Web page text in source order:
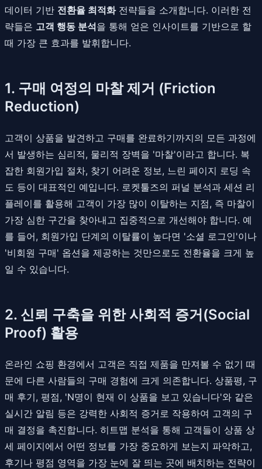
데이터 기반 전환율 최적화전략들을 소개합니다. 이러한 전
략들은 고객 행동 분석을 통해 얻은 인사이트를 기반으로 할
때 가장 큰 효과를 발휘합니다.
1. 구매 여정의 마찰 제거 (Friction
Reduction)
고객이 상품을 발견하고 구매를 완료하기까지의 모든 과정에
서 발생하는 심리적, 물리적 장벽을 '마찰'이라고 합니다. 복
잡한 회원가입 절차, 찾기 어려운 정보, 느린 페이지 로딩 속
도 등이 대표적인 예입니다. 로켓툴즈의 퍼널 분석과 세션 리
플레이를 활용해 고객이 가장 많이 이탈하는 지점, 즉 마찰이
가장 심한 구간을 찾아내고 집중적으로 개선해야 합니다. 예
를 들어, 회원가입 단계의 이탈률이 높다면 '소셜 로그인'이나
'비회원 구매' 옵션을 제공하는 것만으로도 전환율을 크게 높
일 수 있습니다.
2. 신뢰 구축을 위한 사회적 증거(Social
Proof) 활용
온라인 쇼핑 환경에서 고객은 직접 제품을 만져볼 수 없기 때
문에 다른 사람들의 구매 경험에 크게 의존합니다. 상품평, 구
매 후기, 평점, 'N명이 현재 이 상품을 보고 있습니다'와 같은
실시간 알림 등은 강력한 사회적 증거로 작용하여 고객의 구
매 결정을 촉진합니다. 히트맵 분석을 통해 고객들이 상품 상
세 페이지에서 어떤 정보를 가장 중요하게 보는지 파악하고,
후기나 평점 영역을 가장 눈에 잘 띄는 곳에 배치하는 전략이